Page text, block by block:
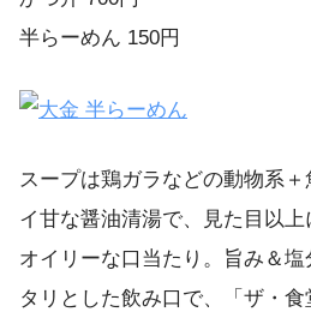
半らーめん 150円
スープは鶏ガラなどの動物系
イ甘な醤油清湯で、見た目以
オイリーな口当たり。旨み＆
タリとした飲み口で、「ザ・